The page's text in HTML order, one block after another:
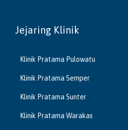
Jejaring Klinik
Klinik Pratama Pulowatu
Klinik Pratama Semper
Klinik Pratama Sunter
Klinik Pratama Warakas